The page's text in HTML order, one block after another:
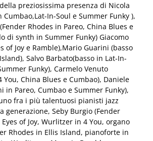
preziosissima presenza di Nicola
Cumbao,Lat-In-Soul e Summer Funky ),
(Fender Rhodes in Pareo, China Blues e
di synth in Summer Funky) Giacomo
of Joy e Ramble),Mario Guarini (basso
), Salvo Barbato(basso in Lat-In-
Funky), Carmelo Venuto
You, China Blues e Cumbao), Daniele
in Pareo, Cumbao e Summer Funky),
fra i più talentuosi pianisti jazz
generazione, Seby Burgio (Fender
Eyes of Joy, Wurlitzer in 4 You, organo
Rhodes in Ellis Island, pianoforte in